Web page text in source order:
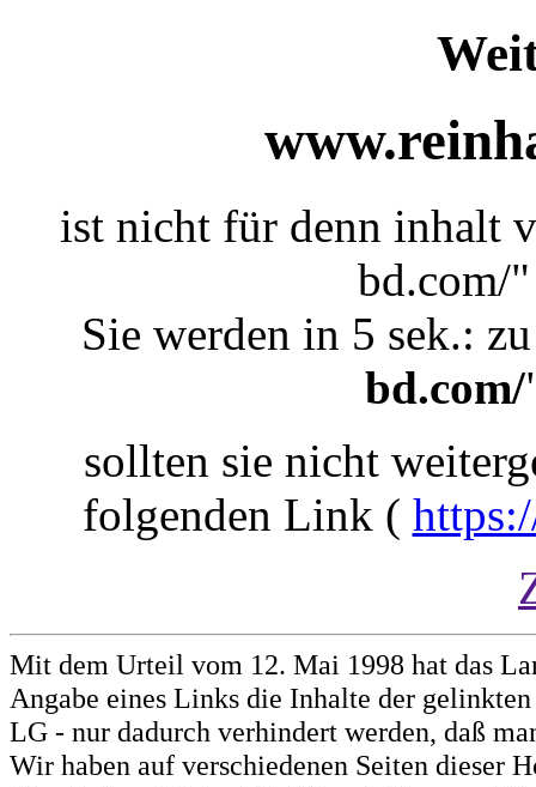
ist nicht für denn inhalt
bd.com/
Sie werden in 5 sek.:
bd.com/
sollten sie nicht
folgenden Link (
Mit dem Urteil vom 12. Mai 1998 hat das
Angabe eines Links die Inhalte der
LG - nur dadurch verhindert werden, daß
Wir haben auf verschiedenen Seiten dieser